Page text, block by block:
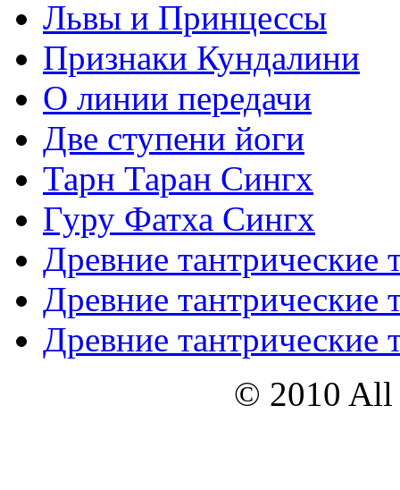
Львы и Принцессы
Признаки Кундалини
О линии передачи
Две ступени йоги
Тарн Таран Сингх
Гуру Фатха Сингх
Древние тантрические
Древние тантрические
Древние тантрические
© 2010 All